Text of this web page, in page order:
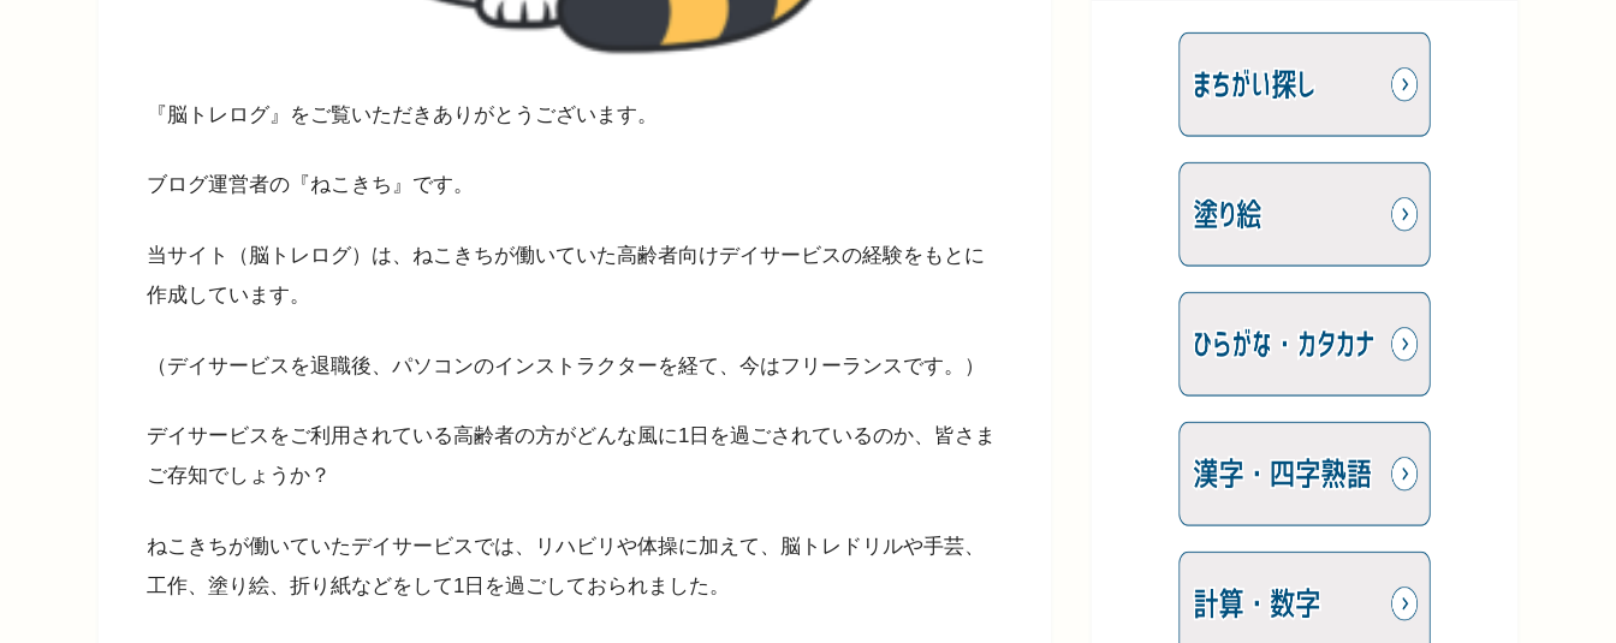
『脳トレログ』をご覧いただきありがとうございます。
ブログ運営者の『ねこきち』です。
当サイト（脳トレログ）は、ねこきちが働いていた高齢者向けデイサービスの経験をもとに
作成しています。
（デイサービスを退職後、パソコンのインストラクターを経て、今はフリーランスです。）
デイサービスをご利用されている高齢者の方がどんな風に1日を過ごされているのか、皆さま
ご存知でしょうか？
ねこきちが働いていたデイサービスでは、リハビリや体操に加えて、脳トレドリルや手芸、
工作、塗り絵、折り紙などをして1日を過ごしておられました。